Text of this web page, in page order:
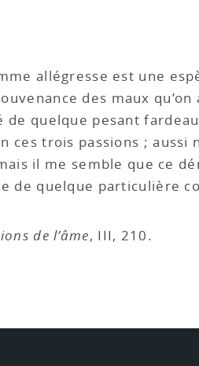
allégresse est une
des maux
de quelque pesant
ces trois passions ; aussi
il me semble que ce
de quelque particulière
de l’âme, III, 210.